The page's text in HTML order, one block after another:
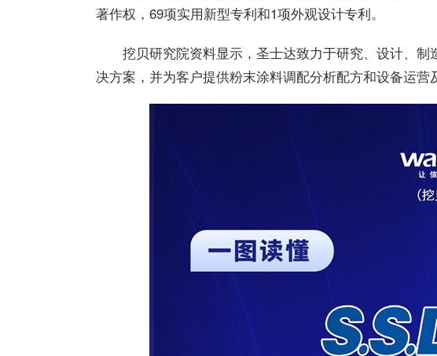
著作权，69项实用新型专利和1项外观设计专利。
挖贝研究院资料显示， 圣士达致力于研究、设计、制
决方案，并为客户提供粉末涂料调配分析配方和设备运营